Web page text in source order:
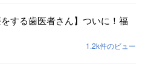
をする歯医者さん】ついに！福
1.2k件のビュー